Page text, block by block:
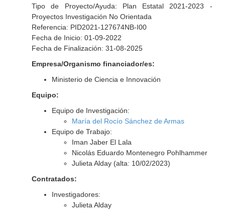
Tipo de Proyecto/Ayuda: Plan Estatal 2021-2023 -
Proyectos Investigación No Orientada
Referencia: PID2021-127674NB-I00
Fecha de Inicio: 01-09-2022
Fecha de Finalización: 31-08-2025
Empresa/Organismo financiador/es:
Ministerio de Ciencia e Innovación
Equipo:
Equipo de Investigación:
María del Rocío Sánchez de Armas
Equipo de Trabajo:
Iman Jaber El Lala
Nicolás Eduardo Montenegro Pohlhammer
Julieta Alday (alta: 10/02/2023)
Contratados:
Investigadores:
Julieta Alday